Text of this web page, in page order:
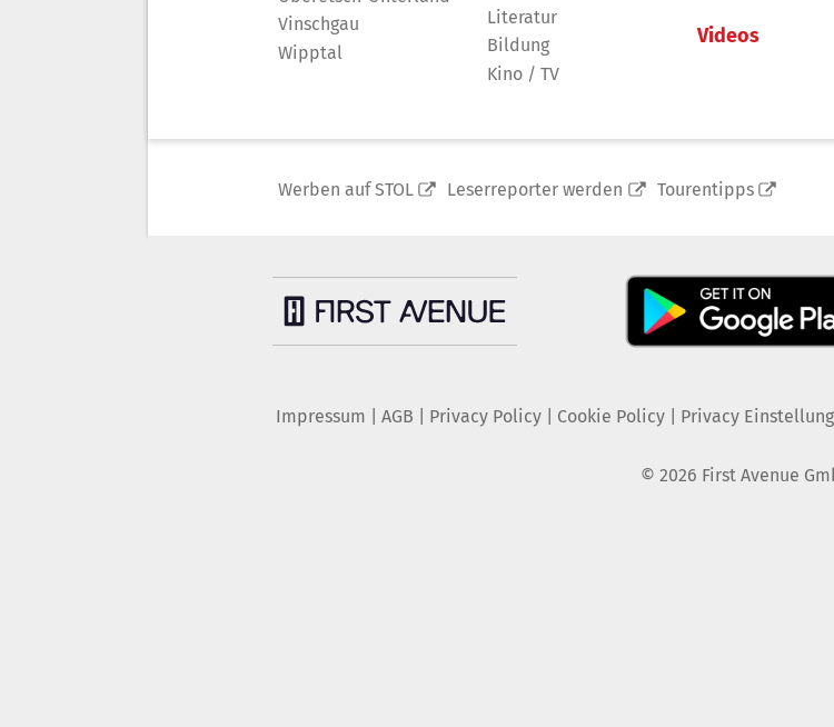
Vinschgau
Wipptal
Literatur
Bildung
Kino / TV
Videos
Werben auf STOL Leserreporter werden Tourentipps
Impressum AGB Privacy Policy| Cookie Policy| Privacy
© 2026 First Avenue